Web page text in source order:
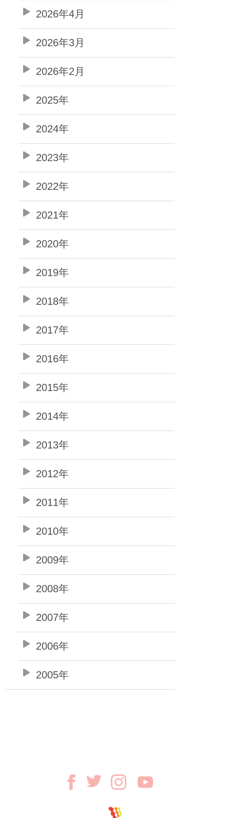
2026年4月
2026年3月
2026年2月
2025年
2024年
2023年
2022年
2021年
2020年
2019年
2018年
2017年
2016年
2015年
2014年
2013年
2012年
2011年
2010年
2009年
2008年
2007年
2006年
2005年